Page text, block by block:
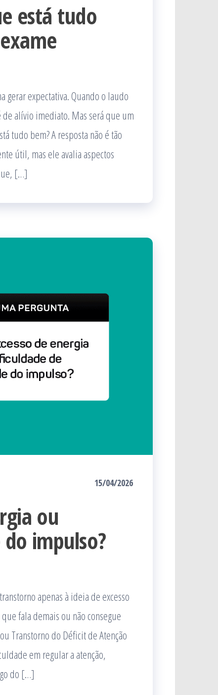
está tudo
gerar expectativa. Quando o laudo
de alívio imediato. Mas será que um
tudo bem? A resposta não é tão
útil, mas ele avalia aspectos
[…]
15/04/2026
ou
impulso?
apenas à ideia de excesso
fala demais ou não consegue
Transtorno do Déficit de Atenção
em regular a atenção,
do […]